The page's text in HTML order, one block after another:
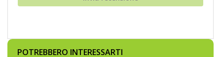
POTREBBERO INTERESSARTI